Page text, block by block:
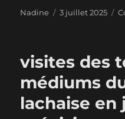
Auteur
Nadine
Publié
3 juillet 2025
visites des
médiums
lachaise